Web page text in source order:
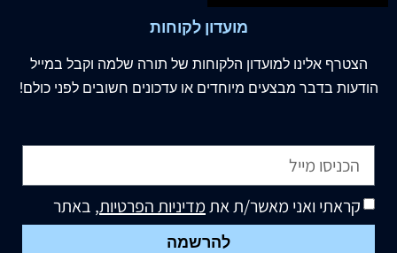
מועדון לקוחות
הצטרף אלינו למועדון הלקוחות של תורה שלמה וקבל במייל
הודעות בדבר מבצעים מיוחדים או עדכונים חשובים לפני כולם!
קראתי ואני מאשר/ת אתמדיניות הפרטיות, באתר
להרשמה